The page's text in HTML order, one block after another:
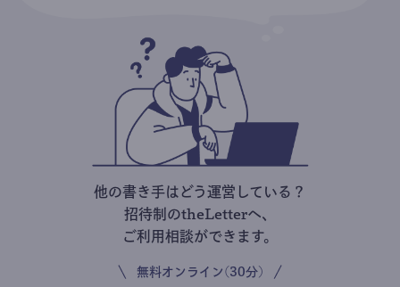
他の書き手はどう運営している？
招待制のtheLetterへ、
ご利用相談ができます。
無料オンライン(30分)